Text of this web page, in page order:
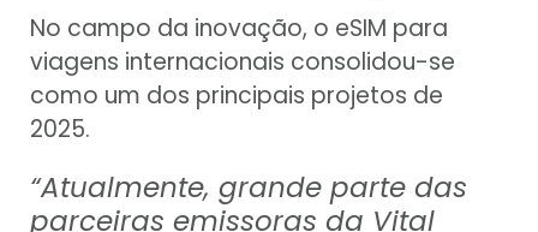
No campo da inovação, o eSIM para
viagens internacionais consolidou-se
como um dos principais projetos de
2025.
“Atualmente, grande parte das
parceiras emissoras da Vital